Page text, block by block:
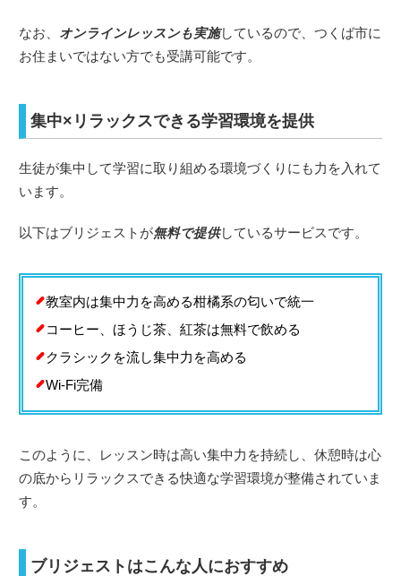
なお、 オンラインレッスンも実施しているので、つくば市に
お住まいではない方でも受講可能です。
集中×リラックスできる学習環境を提供
生徒が集中して学習に取り組める環境づくりにも力を入れて
います。
以下はブリジェストが無料で提供しているサービスです。
教室内は集中力を高める柑橘系の匂いで統一
コーヒー、ほうじ茶、紅茶は無料で飲める
クラシックを流し集中力を高める
Wi-Fi完備
このように、レッスン時は高い集中力を持続し、休憩時は心
の底からリラックスできる快適な学習環境が整備されていま
す。
ブリジェストはこんな人におすすめ